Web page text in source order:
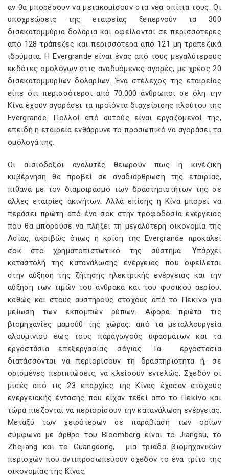
αν θα μπορέσουν να μετακομίσουν στα νέα σπίτια τους. Οι
υποχρεώσεις της εταιρείας ξεπερνούν τα 300
δισεκατομμύρια δολάρια και οφείλονται σε περισσότερες
από 128 τράπεζες και περισσότερα από 121 μη τραπεζικά
ιδρύματα. Η Evergrande είναι ένας από τους μεγαλύτερους
εκδότες ομολόγων στις αναδυόμενες αγορές, με χρέος 20
δισεκατομμυρίων δολαρίων. Ένα στέλεχος της εταιρείας
είπε ότι περισσότεροι από 70.000 άνθρωποι σε όλη την
Κίνα έχουν αγοράσει τα προϊόντα διαχείρισης πλούτου της
Evergrande. Πολλοί από αυτούς είναι εργαζόμενοί της,
επειδή η εταιρεία ενθάρρυνε το προσωπικό να αγοράσει τα
ομόλογά της.
Οι αισιόδοξοι αναλυτές θεωρούν πως η κινέζικη
κυβέρνηση θα προβεί σε αναδιάρθρωση της εταιρίας,
πιθανά με τον διαμοιρασμό των δραστηριοτήτων της σε
άλλες εταιρίες ακινήτων. Αλλά επίσης η Κίνα μπορεί να
περάσει πρώτη από ένα σοκ στην τροφοδοσία ενέργειας
που θα μπορούσε να πλήξει τη μεγαλύτερη οικονομία της
Ασίας, ακριβώς όπως η κρίση της Evergrande προκαλεί
σοκ στο χρηματοπιστωτικό της σύστημα. Υπάρχει
καταστολή της κατανάλωσης ενέργειας που οφείλεται
στην αύξηση της ζήτησης ηλεκτρικής ενέργειας και την
αύξηση των τιμών του άνθρακα και του φυσικού αερίου,
καθώς και στους αυστηρούς στόχους από το Πεκίνο για
μείωση των εκπομπών ρύπων. Αφορά πρώτα τις
βιομηχανίες μαμούθ της χώρας: από τα μεταλλουργεία
αλουμινίου έως τους παραγωγούς υφασμάτων και τα
εργοστάσια επεξεργασίας σόγιας. Τα εργοστάσια
διατάσσονται να περιορίσουν τη δραστηριότητα ή, σε
ορισμένες περιπτώσεις, να κλείσουν εντελώς. Σχεδόν οι
μισές από τις 23 επαρχίες της Κίνας έχασαν στόχους
ενεργειακής έντασης που είχαν τεθεί από το Πεκίνο και
τώρα πιέζονται να περιορίσουν την κατανάλωση ενέργειας.
Μεταξύ των χειρότερων σε παραβίαση των ορίων
σύμφωνα με άρθρο του Bloomberg είναι το Jiangsu, το
Zhejiang και το Guangdong, μια τριάδα βιομηχανικών
περιοχών που αντιπροσωπεύουν σχεδόν το ένα τρίτο της
οικονομίας της Κίνας.